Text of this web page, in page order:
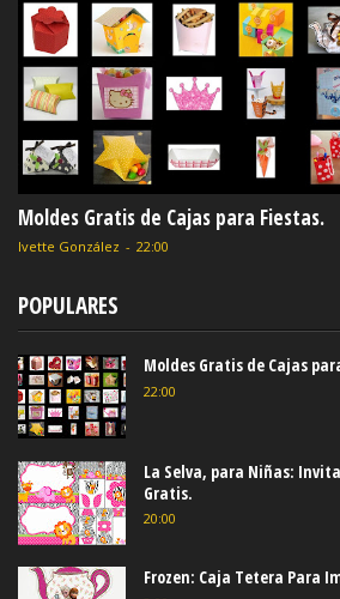
Moldes Gratis de Cajas para Fiestas.
Ivette González - 22:00
POPULARES
Moldes Gratis de Cajas
22:00
La Selva, para Niñas:
Gratis.
20:00
Frozen: Caja Tetera Para